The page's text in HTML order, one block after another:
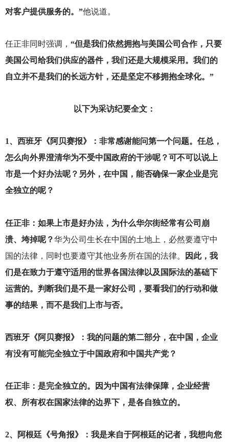
对客户提供服务的。”他说道。
任正非同时强调， “但是我们依然拥抱与美国公司合作，只要
美国公司给我们供应的器件，我们还是大规模采用。我们的
自立并不是我们的长远方针，还是坚定不移拥抱全球化。”
以下为采访纪要全文：
1、西班牙《阿贝赛报》：非常感谢能问第一个问题。任总，
怎么向外界澄清华为不受中国政府的干涉呢？可不可以说上
市是一个好办法呢？另外，在中国，能否确保一家企业是完
全独立的呢？
任正非：如果上市是好办法，为什么华尔街经常有公司崩
溃、垮掉呢？华为公司生长在中国的土地上，必然要遵守中
国的法律，同时也要遵守其他业务所在国的法律。
因此，我
们是在致力于遵守适用的世界各国法律以及国际法的基础下
运营的。判断我们是不是一家好公司，要看我们的行动和做
事的结果，而不是我们上市与否。
西班牙《阿贝赛报》：我的问题的第二部分，在中国，企业
有没有可能完全独立于中国政府和中国共产党？
任正非：是完全独立的。因为中国有法律保障，企业经营
权、所有权在国家法律的边界下，是各自独立的。
2、阿根廷《号角报》：我是来自于阿根廷的记者，我想向您